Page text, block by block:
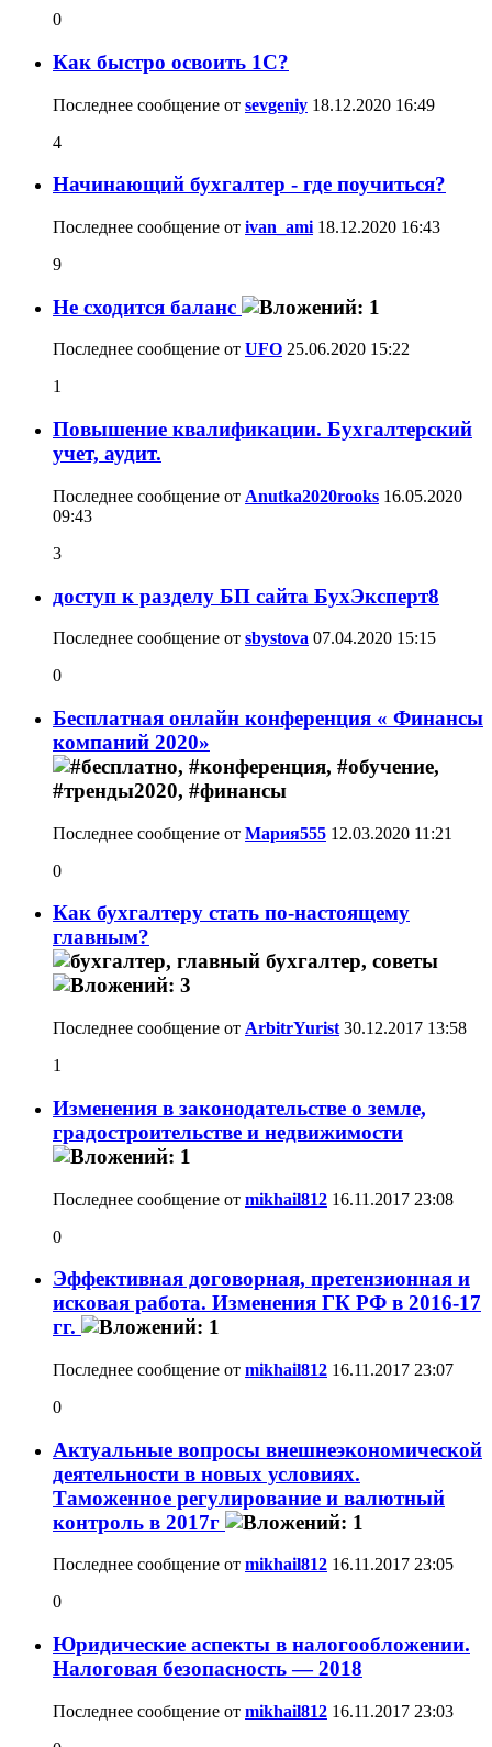
0
Как быстро освоить 1С?
Последнее сообщение от sevgeniy 18.12.2020 16:49
4
Начинающий бухгалтер - где поучиться?
Последнее сообщение от ivan_ami 18.12.2020 16:43
9
Не сходится баланс
Последнее сообщение от UFO 25.06.2020 15:22
1
Повышение квалификации. Бухгалтерский
учет, аудит.
Последнее сообщение от Anutka2020rooks 16.05.2020
09:43
3
доступ к разделу БП сайта БухЭксперт8
Последнее сообщение от sbystova 07.04.2020 15:15
0
Бесплатная онлайн конференция « Финансы
компаний 2020»
Последнее сообщение от Мария555 12.03.2020 11:21
0
Как бухгалтеру стать по-настоящему
главным?
Последнее сообщение от ArbitrYurist 30.12.2017 13:58
1
Изменения в законодательстве о земле,
градостроительстве и недвижимости
Последнее сообщение от mikhail812 16.11.2017 23:08
0
Эффективная договорная, претензионная и
исковая работа. Изменения ГК РФ в 2016-17
гг.
Последнее сообщение от mikhail812 16.11.2017 23:07
0
Актуальные вопросы внешнеэкономической
деятельности в новых условиях.
Таможенное регулирование и валютный
контроль в 2017г
Последнее сообщение от mikhail812 16.11.2017 23:05
0
Юридические аспекты в налогообложении.
Налоговая безопасность — 2018
Последнее сообщение от mikhail812 16.11.2017 23:03